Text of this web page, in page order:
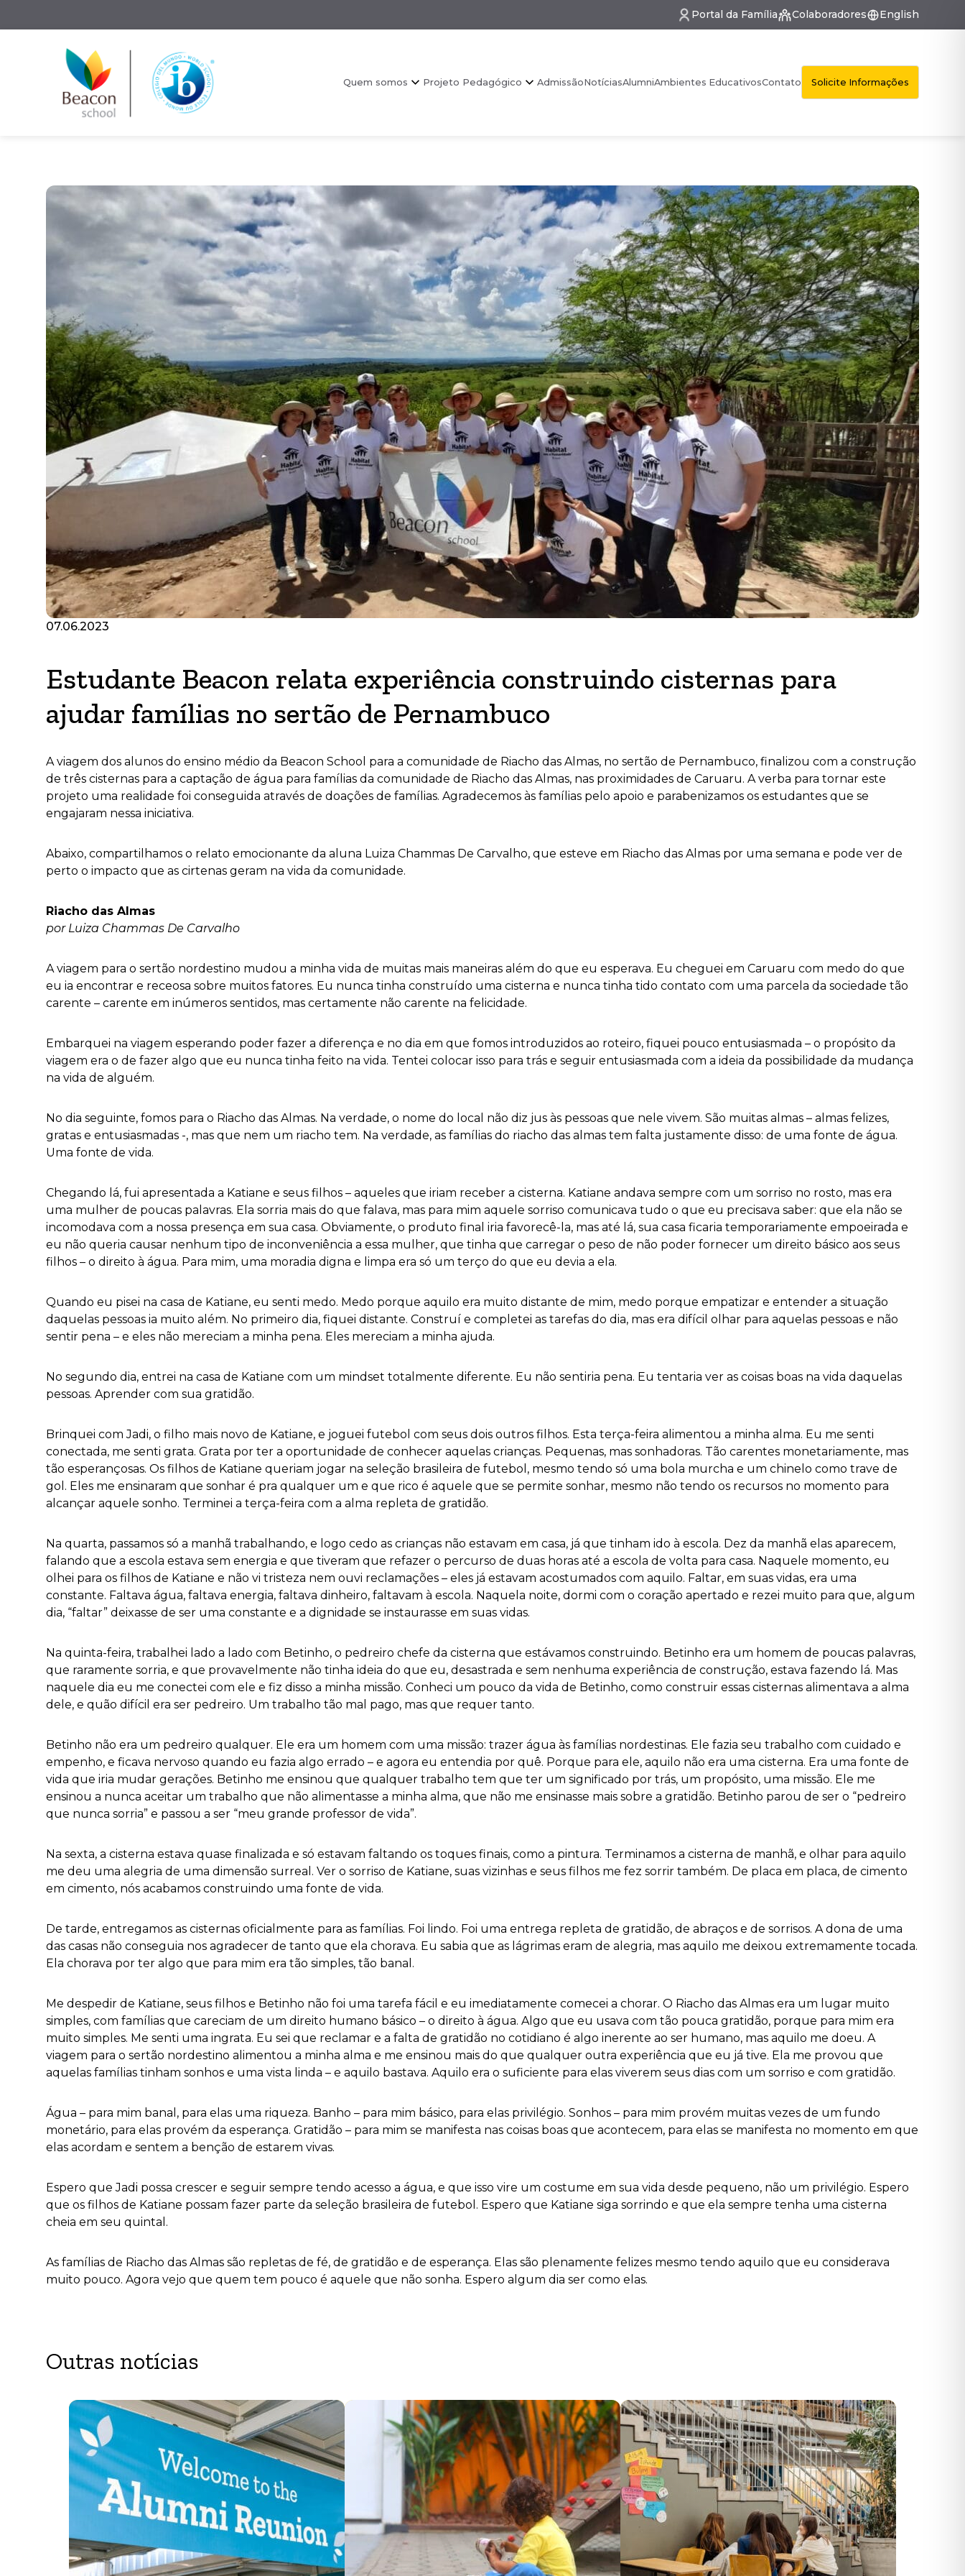
Portal da Família Colaboradores English
Quem somos Projeto Pedagógico AdmissãoNotíciasAlumniAmbientes EducativosContato Solicite Informações
Solicite Informações
07.06.2023
Estudante Beacon relata experiência construindo cisternas para
ajudar famílias no sertão de Pernambuco
A viagem dos alunos do ensino médio da Beacon School para a comunidade de Riacho das Almas, no sertão de Pernambuco, finalizou com a construção
de três cisternas para a captação de água para famílias da comunidade de Riacho das Almas, nas proximidades de Caruaru. A verba para tornar este
projeto uma realidade foi conseguida através de doações de famílias. Agradecemos às famílias pelo apoio e parabenizamos os estudantes que se
engajaram nessa iniciativa.
Abaixo, compartilhamos o relato emocionante da aluna Luiza Chammas De Carvalho, que esteve em Riacho das Almas por uma semana e pode ver de
perto o impacto que as cirtenas geram na vida da comunidade.
Riacho das Almas
por Luiza Chammas De Carvalho
A viagem para o sertão nordestino mudou a minha vida de muitas mais maneiras além do que eu esperava. Eu cheguei em Caruaru com medo do que
eu ia encontrar e receosa sobre muitos fatores. Eu nunca tinha construído uma cisterna e nunca tinha tido contato com uma parcela da sociedade tão
carente – carente em inúmeros sentidos, mas certamente não carente na felicidade.
Embarquei na viagem esperando poder fazer a diferença e no dia em que fomos introduzidos ao roteiro, fiquei pouco entusiasmada – o propósito da
viagem era o de fazer algo que eu nunca tinha feito na vida. Tentei colocar isso para trás e seguir entusiasmada com a ideia da possibilidade da mudança
na vida de alguém.
No dia seguinte, fomos para o Riacho das Almas. Na verdade, o nome do local não diz jus às pessoas que nele vivem. São muitas almas – almas felizes,
gratas e entusiasmadas -, mas que nem um riacho tem. Na verdade, as famílias do riacho das almas tem falta justamente disso: de uma fonte de água.
Uma fonte de vida.
Chegando lá, fui apresentada a Katiane e seus filhos – aqueles que iriam receber a cisterna. Katiane andava sempre com um sorriso no rosto, mas era
uma mulher de poucas palavras. Ela sorria mais do que falava, mas para mim aquele sorriso comunicava tudo o que eu precisava saber: que ela não se
incomodava com a nossa presença em sua casa. Obviamente, o produto final iria favorecê-la, mas até lá, sua casa ficaria temporariamente empoeirada e
eu não queria causar nenhum tipo de inconveniência a essa mulher, que tinha que carregar o peso de não poder fornecer um direito básico aos seus
filhos – o direito à água. Para mim, uma moradia digna e limpa era só um terço do que eu devia a ela.
Quando eu pisei na casa de Katiane, eu senti medo. Medo porque aquilo era muito distante de mim, medo porque empatizar e entender a situação
daquelas pessoas ia muito além. No primeiro dia, fiquei distante. Construí e completei as tarefas do dia, mas era difícil olhar para aquelas pessoas e não
sentir pena – e eles não mereciam a minha pena. Eles mereciam a minha ajuda.
No segundo dia, entrei na casa de Katiane com um mindset totalmente diferente. Eu não sentiria pena. Eu tentaria ver as coisas boas na vida daquelas
pessoas. Aprender com sua gratidão.
Brinquei com Jadi, o filho mais novo de Katiane, e joguei futebol com seus dois outros filhos. Esta terça-feira alimentou a minha alma. Eu me senti
conectada, me senti grata. Grata por ter a oportunidade de conhecer aquelas crianças. Pequenas, mas sonhadoras. Tão carentes monetariamente, mas
tão esperançosas. Os filhos de Katiane queriam jogar na seleção brasileira de futebol, mesmo tendo só uma bola murcha e um chinelo como trave de
gol. Eles me ensinaram que sonhar é pra qualquer um e que rico é aquele que se permite sonhar, mesmo não tendo os recursos no momento para
alcançar aquele sonho. Terminei a terça-feira com a alma repleta de gratidão.
Na quarta, passamos só a manhã trabalhando, e logo cedo as crianças não estavam em casa, já que tinham ido à escola. Dez da manhã elas aparecem,
falando que a escola estava sem energia e que tiveram que refazer o percurso de duas horas até a escola de volta para casa. Naquele momento, eu
olhei para os filhos de Katiane e não vi tristeza nem ouvi reclamações – eles já estavam acostumados com aquilo. Faltar, em suas vidas, era uma
constante. Faltava água, faltava energia, faltava dinheiro, faltavam à escola. Naquela noite, dormi com o coração apertado e rezei muito para que, algum
dia, “faltar” deixasse de ser uma constante e a dignidade se instaurasse em suas vidas.
Na quinta-feira, trabalhei lado a lado com Betinho, o pedreiro chefe da cisterna que estávamos construindo. Betinho era um homem de poucas palavras,
que raramente sorria, e que provavelmente não tinha ideia do que eu, desastrada e sem nenhuma experiência de construção, estava fazendo lá. Mas
naquele dia eu me conectei com ele e fiz disso a minha missão. Conheci um pouco da vida de Betinho, como construir essas cisternas alimentava a alma
dele, e quão difícil era ser pedreiro. Um trabalho tão mal pago, mas que requer tanto.
Betinho não era um pedreiro qualquer. Ele era um homem com uma missão: trazer água às famílias nordestinas. Ele fazia seu trabalho com cuidado e
empenho, e ficava nervoso quando eu fazia algo errado – e agora eu entendia por quê. Porque para ele, aquilo não era uma cisterna. Era uma fonte de
vida que iria mudar gerações. Betinho me ensinou que qualquer trabalho tem que ter um significado por trás, um propósito, uma missão. Ele me
ensinou a nunca aceitar um trabalho que não alimentasse a minha alma, que não me ensinasse mais sobre a gratidão. Betinho parou de ser o “pedreiro
que nunca sorria” e passou a ser “meu grande professor de vida”.
Na sexta, a cisterna estava quase finalizada e só estavam faltando os toques finais, como a pintura. Terminamos a cisterna de manhã, e olhar para aquilo
me deu uma alegria de uma dimensão surreal. Ver o sorriso de Katiane, suas vizinhas e seus filhos me fez sorrir também. De placa em placa, de cimento
em cimento, nós acabamos construindo uma fonte de vida.
De tarde, entregamos as cisternas oficialmente para as famílias. Foi lindo. Foi uma entrega repleta de gratidão, de abraços e de sorrisos. A dona de uma
das casas não conseguia nos agradecer de tanto que ela chorava. Eu sabia que as lágrimas eram de alegria, mas aquilo me deixou extremamente tocada.
Ela chorava por ter algo que para mim era tão simples, tão banal.
Me despedir de Katiane, seus filhos e Betinho não foi uma tarefa fácil e eu imediatamente comecei a chorar. O Riacho das Almas era um lugar muito
simples, com famílias que careciam de um direito humano básico – o direito à água. Algo que eu usava com tão pouca gratidão, porque para mim era
muito simples. Me senti uma ingrata. Eu sei que reclamar e a falta de gratidão no cotidiano é algo inerente ao ser humano, mas aquilo me doeu. A
viagem para o sertão nordestino alimentou a minha alma e me ensinou mais do que qualquer outra experiência que eu já tive. Ela me provou que
aquelas famílias tinham sonhos e uma vista linda – e aquilo bastava. Aquilo era o suficiente para elas viverem seus dias com um sorriso e com gratidão.
Água – para mim banal, para elas uma riqueza. Banho – para mim básico, para elas privilégio. Sonhos – para mim provém muitas vezes de um fundo
monetário, para elas provém da esperança. Gratidão – para mim se manifesta nas coisas boas que acontecem, para elas se manifesta no momento em que
elas acordam e sentem a benção de estarem vivas.
Espero que Jadi possa crescer e seguir sempre tendo acesso a água, e que isso vire um costume em sua vida desde pequeno, não um privilégio. Espero
que os filhos de Katiane possam fazer parte da seleção brasileira de futebol. Espero que Katiane siga sorrindo e que ela sempre tenha uma cisterna
cheia em seu quintal.
As famílias de Riacho das Almas são repletas de fé, de gratidão e de esperança. Elas são plenamente felizes mesmo tendo aquilo que eu considerava
muito pouco. Agora vejo que quem tem pouco é aquele que não sonha. Espero algum dia ser como elas.
Outras notícias